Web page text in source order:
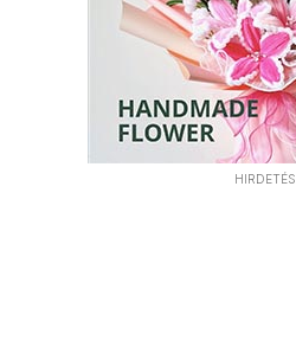
HIRDETÉS